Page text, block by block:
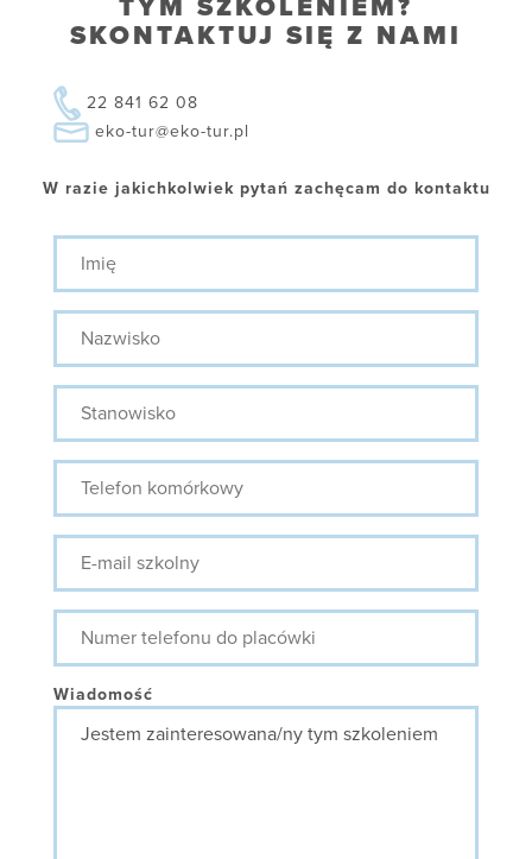
TYM SZKOLENIEM?
SKONTAKTUJ SIĘ Z NAMI
22 841 62 08
eko-tur@eko-tur.pl
W razie jakichkolwiek pytań zachęcam do kontaktu
Imię
Nazwisko
Stanowisko
Telefon
komórkowy
E-
mail
szkolny
Numer
telefonu
do
Wiadomość